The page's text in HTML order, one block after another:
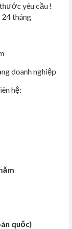
yêu cầu !
24 tháng
doanh nghiệp
hệ:
quốc)